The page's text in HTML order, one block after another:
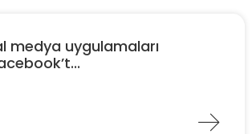
medya uygulamaları